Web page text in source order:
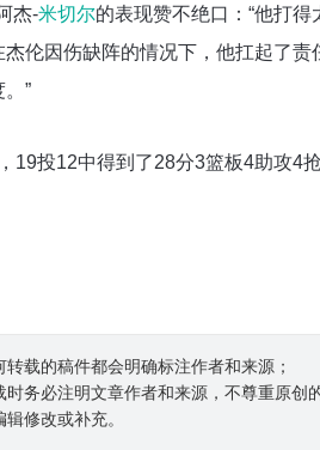
杰-米切尔的表现赞不绝口：“他打
伦因伤缺阵的情况下，他扛起了
”
19投12中得到了28分3篮板4助攻4
载的稿件都会明确标注作者和来源；
务必注明文章作者和来源，不尊重原创
修改或补充。